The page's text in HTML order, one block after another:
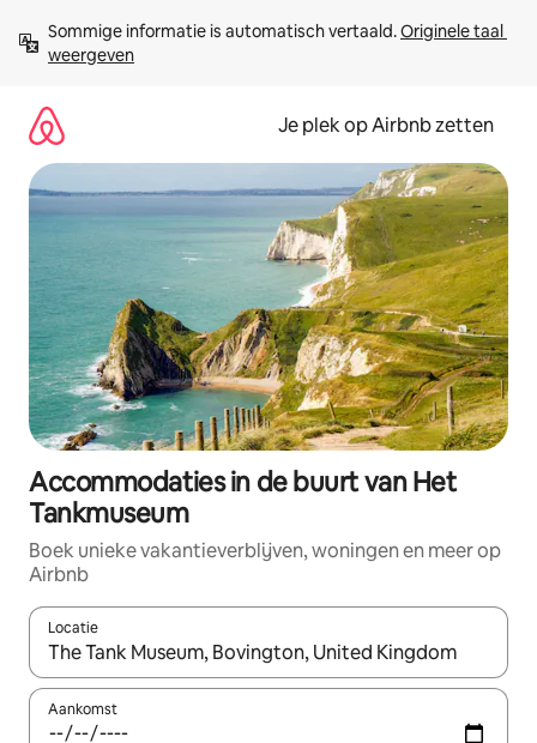
direct
naar
Sommige informatie is automatisch vertaald. Originele taal
weergeven
Je plek op Airbnb zetten
Accommodaties in de buurt van Het
Tankmuseum
Boek unieke vakantieverblijven, woningen en meer op
Airbnb
Locatie
Wanneer er resultaten beschikbaar zijn, maak je een keuze
Aankomst